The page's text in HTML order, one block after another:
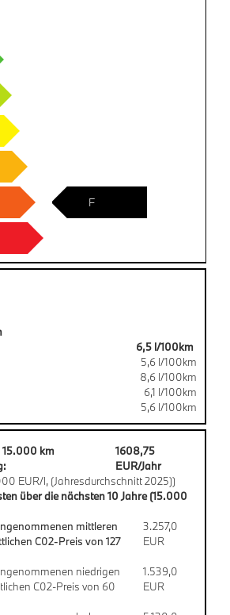
F
6,5 l/100km
5,6 l/100km
8,6 l/100km
6,1 l/100km
5,6 l/100km
15.000 km
1608,75
EUR/Jahr
EUR/l, (Jahresdurchschnitt 2025))
über die nächsten 10 Jahre (15.000
mittleren
C02-Preis von 127
3.257,0
EUR
niedrigen
C02-Preis von 60
1.539,0
EUR